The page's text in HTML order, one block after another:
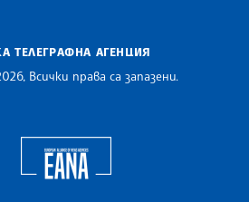
ТЕЛЕГРАФНА АГЕНЦИЯ
Всички права са запазени.
Assocoation of the Balkan News Agencies